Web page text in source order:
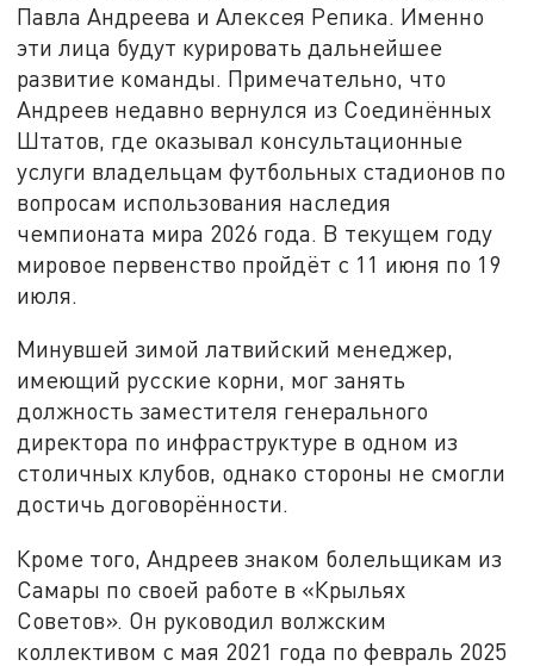
Павла Андреева и Алексея Репика. Именно
эти лица будут курировать дальнейшее
развитие команды. Примечательно, что
Андреев недавно вернулся из Соединённых
Штатов, где оказывал консультационные
услуги владельцам футбольных стадионов по
вопросам использования наследия
чемпионата мира 2026 года. В текущем году
мировое первенство пройдёт с 11 июня по 19
июля.
Минувшей зимой латвийский менеджер,
имеющий русские корни, мог занять
должность заместителя генерального
директора по инфраструктуре в одном из
столичных клубов, однако стороны не смогли
достичь договорённости.
Кроме того, Андреев знаком болельщикам из
Самары по своей работе в «Крыльях
Советов». Он руководил волжским
коллективом с мая 2021 года по февраль 2025